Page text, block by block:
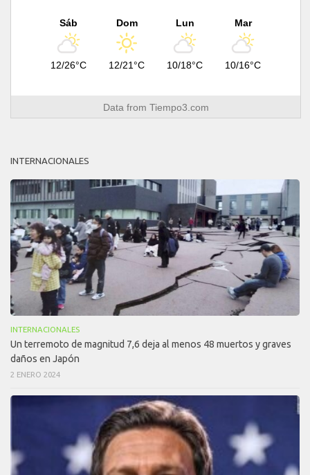
Sáb
12/26°C
Dom
12/21°C
Lun
10/18°C
Mar
10/16°C
Data from Tiempo3.com
INTERNACIONALES
INTERNACIONALES
Un terremoto de magnitud 7,6 deja al menos 48 muertos y graves
daños en Japón
2 ENERO 2024